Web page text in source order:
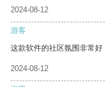
2024-08-12
游客
这款软件的社区氛围非常好
2024-08-12